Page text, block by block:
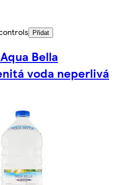
Přidat
Bella
voda neperlivá